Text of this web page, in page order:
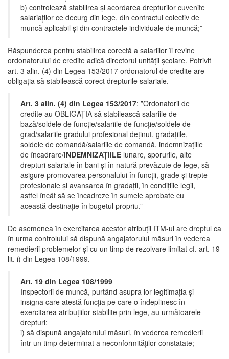
b) controlează stabilirea şi acordarea drepturilor cuvenite
salariaţilor ce decurg din lege, din contractul colectiv de
muncă aplicabil şi din contractele individuale de muncă;”
Răspunderea pentru stabilirea corectă a salariilor îi revine
ordonatorului de credite adică directorul unității școlare. Potrivit
art. 3 alin. (4) din Legea 153/2017 ordonatorul de credite are
obligația să stabilească corect drepturile salariale.
Art. 3 alin. (4) din Legea 153/2017: ”Ordonatorii de
credite au OBLIGAȚIA să stabilească salariile de
bază/soldele de funcție/salariile de funcție/soldele de
grad/salariile gradului profesional deținut, gradațiile,
soldele de comandă/salariile de comandă, indemnizațiile
de încadrare/INDEMNIZAȚIILE lunare, sporurile, alte
drepturi salariale în bani și în natură prevăzute de lege, să
asigure promovarea personalului în funcții, grade și trepte
profesionale și avansarea în gradații, în condițiile legii,
astfel încât să se încadreze în sumele aprobate cu
această destinație în bugetul propriu.”
De asemenea în exercitarea acestor atribuții ITM-ul are dreptul ca
în urma controlului să dispună angajatorului măsuri în vederea
remedierii problemelor și cu un timp de rezolvare limitat cf. art. 19
lit. i) din Legea 108/1999.
Art. 19 din Legea 108/1999
Inspectorii de muncă, purtând asupra lor legitimaţia şi
insigna care atestă funcţia pe care o îndeplinesc în
exercitarea atribuţiilor stabilite prin lege, au următoarele
drepturi:
i) să dispună angajatorului măsuri, în vederea remedierii
într-un timp determinat a neconformităţilor constatate;